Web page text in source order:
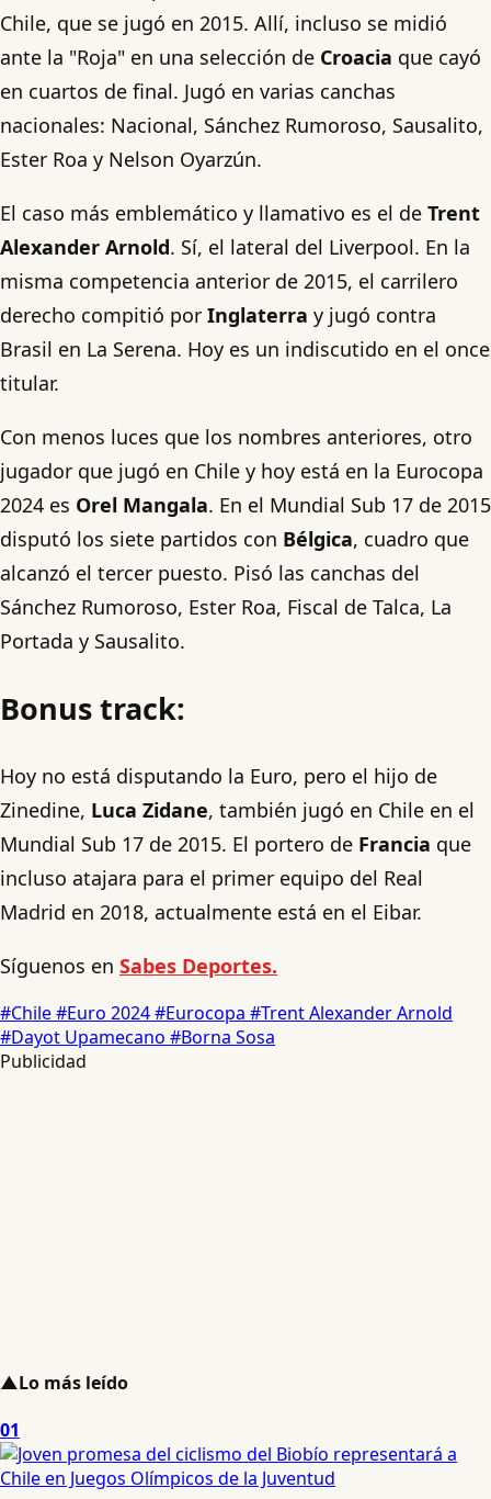
Chile, que se jugó en 2015. Allí, incluso se midió
ante la "Roja" en una selección de Croacia que cayó
en cuartos de final. Jugó en varias canchas
nacionales: Nacional, Sánchez Rumoroso, Sausalito,
Ester Roa y Nelson Oyarzún.
El caso más emblemático y llamativo es el de Trent
Alexander Arnold. Sí, el lateral del Liverpool. En la
misma competencia anterior de 2015, el carrilero
derecho compitió por Inglaterra y jugó contra
Brasil en La Serena. Hoy es un indiscutido en el once
titular.
Con menos luces que los nombres anteriores, otro
jugador que jugó en Chile y hoy está en la Eurocopa
2024 es Orel Mangala. En el Mundial Sub 17 de 2015
disputó los siete partidos con Bélgica, cuadro que
alcanzó el tercer puesto. Pisó las canchas del
Sánchez Rumoroso, Ester Roa, Fiscal de Talca, La
Portada y Sausalito.
Bonus track:
Hoy no está disputando la Euro, pero el hijo de
Zinedine, Luca Zidane, también jugó en Chile en el
Mundial Sub 17 de 2015. El portero de Francia que
incluso atajara para el primer equipo del Real
Madrid en 2018, actualmente está en el Eibar.
Síguenos en Sabes Deportes.
#Chile#Euro 2024#Eurocopa #Trent Alexander Arnold
#Dayot Upamecano #Borna Sosa
Publicidad
▲Lo más leído
01